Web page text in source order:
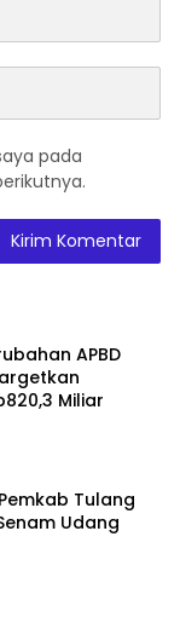
pada
APBD
Miliar
Tulang
Udang